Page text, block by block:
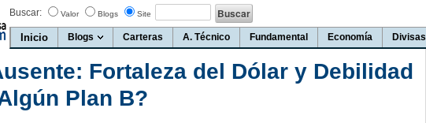
Buscar: Valor Blogs Site
Inicio Blogs Carteras A. Técnico Fundamental Economía Divisas
Fortaleza del Dólar y Debilidad
Plan B?